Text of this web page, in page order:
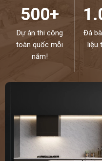
500+
Dự án thi công
toàn quốc mỗi
năm!
Đá
liệu